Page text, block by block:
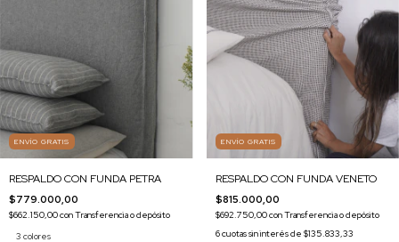
ENVÍO GRATIS
RESPALDO CON FUNDA PETRA
$779.000,00
$662.150,00conTransferencia o depósito
3 colores
ENVÍO GRATIS
RESPALDO CON FUNDA VENETO
$815.000,00
$692.750,00conTransferencia o depósito
6cuotas sin interés de $135.833,33